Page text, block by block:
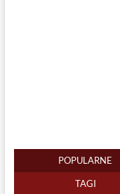
POPULARNE
TAGI